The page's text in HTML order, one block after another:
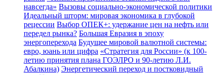
навсегда» Вызовы социально-экономической политики
Идеальный шторм: мировая экономика в глубокой
рецессии Выбор ОПЕК+: удержание цен на нефть или
передел рынка? Большая Евразия в эпоху
энергоперехода Будущее мировой валютной системы:
евро, юань или цифра «Стратегия для России» (к 100-
летию принятия плана ГОЭЛРО и 90-летию Л.И.
Абалкина) Энергетический переход и постковидный